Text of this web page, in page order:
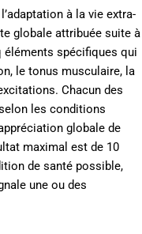
à la vie extra-
globale attribuée suite à
éléments spécifiques qui
le tonus musculaire, la
Chacun des
les conditions
globale de
maximal est de 10
de santé possible,
une ou des